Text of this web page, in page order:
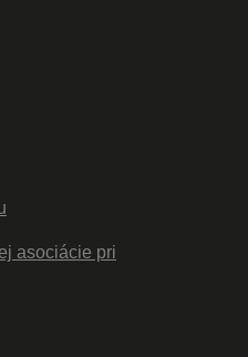
asociácie pri